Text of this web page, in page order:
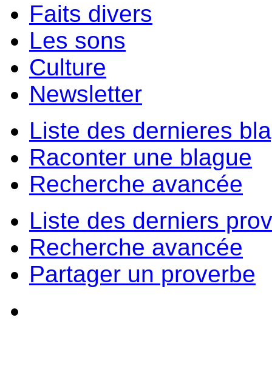
Faits divers
Les sons
Culture
Newsletter
Liste des dernieres
Raconter une blague
Recherche avancée
Liste des derniers
Recherche avancée
Partager un proverbe